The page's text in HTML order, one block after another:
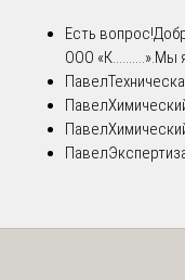
Есть вопрос!
ООО «К..........».Мы
Павел
Павел
Павел
Павел